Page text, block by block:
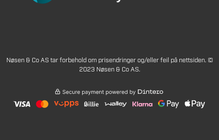
Nøsen & Co AS tar forbehold om prisendringer og/eller feil på nettsiden. ©
2023 Nøsen & Co AS.